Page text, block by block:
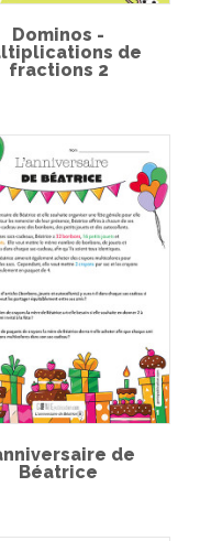
Dominos -
de
fractions 2
de
Béatrice